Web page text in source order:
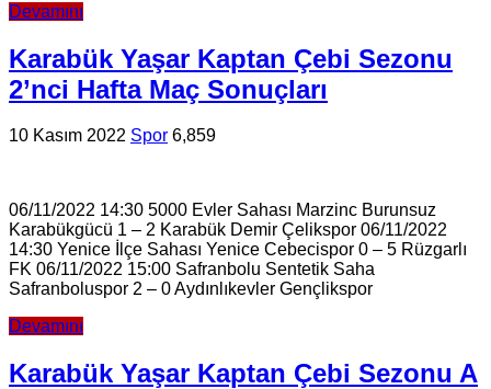
Devamını
Karabük Yaşar Kaptan Çebi Sezonu
2’nci Hafta Maç Sonuçları
10 Kasım 2022 Spor 6,859
06/11/2022 14:30 5000 Evler Sahası Marzinc Burunsuz
Karabükgücü 1 – 2 Karabük Demir Çelikspor 06/11/2022
14:30 Yenice İlçe Sahası Yenice Cebecispor 0 – 5 Rüzgarlı
FK 06/11/2022 15:00 Safranbolu Sentetik Saha
Safranboluspor 2 – 0 Aydınlıkevler Gençlikspor
Devamını
Karabük Yaşar Kaptan Çebi Sezonu A